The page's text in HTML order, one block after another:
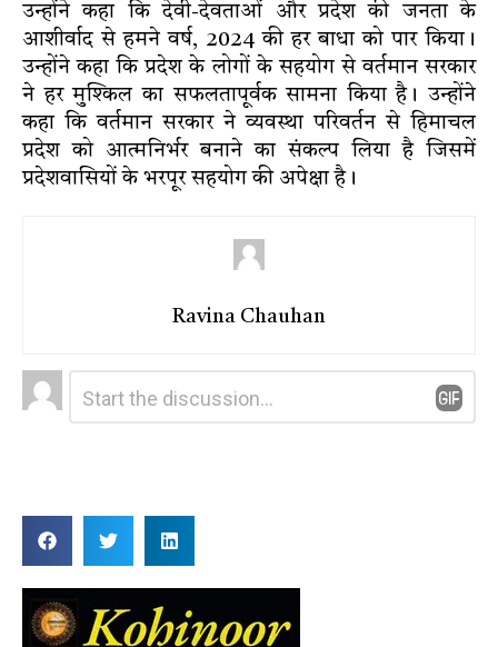
उन्होंने कहा कि देवी-देवताओं और प्रदेश की जनता के
आशीर्वाद से हमने वर्ष, 2024 की हर बाधा को पार किया।
उन्होंने कहा कि प्रदेश के लोगों के सहयोग से वर्तमान सरकार
ने हर मुश्किल का सफलतापूर्वक सामना किया है। उन्होंने
कहा कि वर्तमान सरकार ने व्यवस्था परिवर्तन से हिमाचल
प्रदेश को आत्मनिर्भर बनाने का संकल्प लिया है जिसमें
प्रदेशवासियों के भरपूर सहयोग की अपेक्षा है।
Ravina Chauhan
Leave
a
Comment